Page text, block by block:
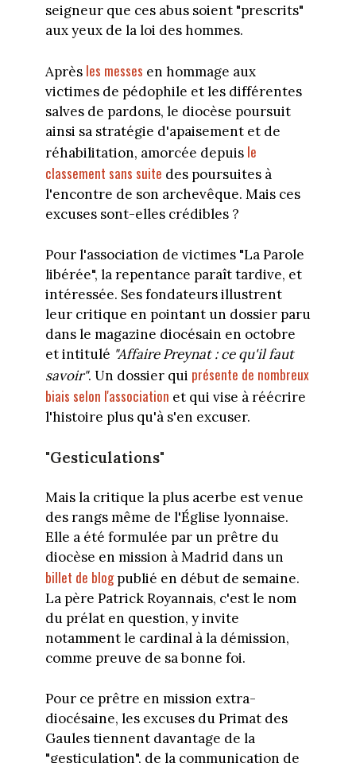
seigneur que ces abus soient "prescrits"
aux yeux de la loi des hommes.
Après les messes en hommage aux
victimes de pédophile et les différentes
salves de pardons, le diocèse poursuit
ainsi sa stratégie d'apaisement et de
réhabilitation, amorcée depuis le
classement sans suite des poursuites à
l'encontre de son archevêque. Mais ces
excuses sont-elles crédibles ?
Pour l'association de victimes "La Parole
libérée", la repentance paraît tardive, et
intéressée. Ses fondateurs illustrent
leur critique en pointant un dossier paru
dans le magazine diocésain en octobre
et intitulé "Affaire Preynat : ce qu'il faut
savoir". Un dossier qui présente de nombreux
biais selon l'association et qui vise à réécrire
l'histoire plus qu'à s'en excuser.
"Gesticulations"
Mais la critique la plus acerbe est venue
des rangs même de l'Église lyonnaise.
Elle a été formulée par un prêtre du
diocèse en mission à Madrid dans un
billet de blogpublié en début de semaine.
La père Patrick Royannais, c'est le nom
du prélat en question, y invite
notamment le cardinal à la démission,
comme preuve de sa bonne foi.
Pour ce prêtre en mission extra-
diocésaine, les excuses du Primat des
Gaules tiennent davantage de la
"gesticulation", de la communication de